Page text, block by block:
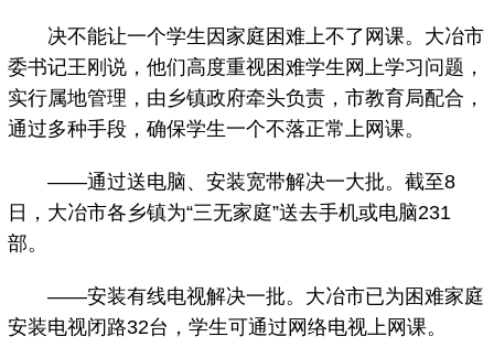
决不能让一个学生因家庭困难上不了网课。大冶市
委书记王刚说，他们高度重视困难学生网上学习问题，
实行属地管理，由乡镇政府牵头负责，市教育局配合，
通过多种手段，确保学生一个不落正常上网课。
——通过送电脑、安装宽带解决一大批。截至8
日，大冶市各乡镇为“三无家庭”送去手机或电脑231
部。
——安装有线电视解决一批。大冶市已为困难家庭
安装电视闭路32台，学生可通过网络电视上网课。